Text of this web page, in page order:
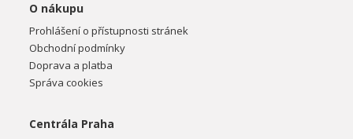
O nákupu
Prohlášení o přístupnosti stránek
Obchodní podmínky
Doprava a platba
Správa cookies
Centrála Praha